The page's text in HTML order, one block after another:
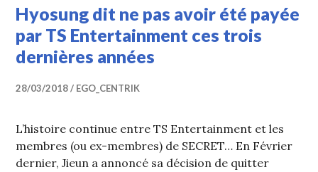
Hyosung dit ne pas avoir été payée
par TS Entertainment ces trois
dernières années
28/03/2018 EGO_CENTRIK
L’histoire continue entre TS Entertainment et les
membres (ou ex-membres) de SECRET… En Février
dernier, Jieun a annoncé sa décision de quitter